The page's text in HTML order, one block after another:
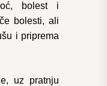
bolest i
bolesti, ali
i priprema
uz pratnju